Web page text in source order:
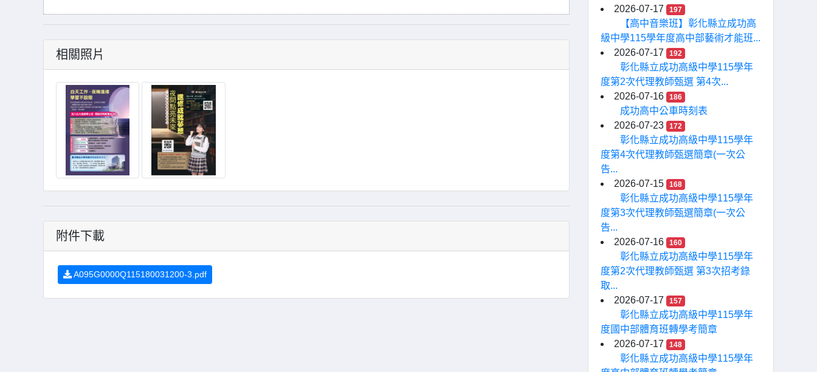
相關照片
附件下載
A095G0000Q115180031200-3.pdf
2026-07-17
197
【高中音樂班】彰化縣立成功高
級中學115學年度高中部藝術才能班...
2026-07-17
192
彰化縣立成功高級中學115學年
度第2次代理教師甄選 第4次...
2026-07-16
186
成功高中公車時刻表
2026-07-23
172
彰化縣立成功高級中學115學年
度第4次代理教師甄選簡章(一次公
告...
2026-07-15
168
彰化縣立成功高級中學115學年
度第3次代理教師甄選簡章(一次公
告...
2026-07-16
160
彰化縣立成功高級中學115學年
度第2次代理教師甄選 第3次招考錄
取...
2026-07-17
157
彰化縣立成功高級中學115學年
度國中部體育班轉學考簡章
2026-07-17
148
彰化縣立成功高級中學115學年